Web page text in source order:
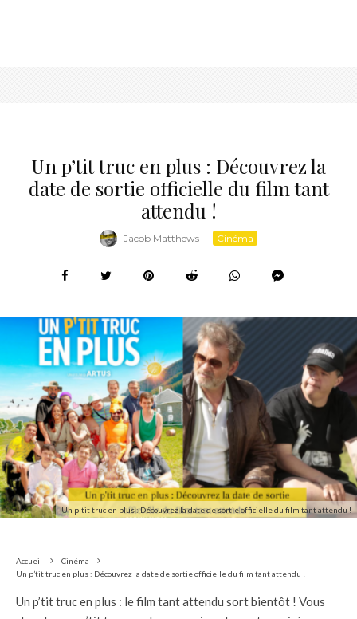
Un p’tit truc en plus : Découvrez la
date de sortie officielle du film tant
attendu !
Jacob Matthews · Cinéma
Un p'tit truc en plus : Découvrez la date de sortie officielle du film tant attendu !
Accueil
Cinéma
Un p’tit truc en plus : Découvrez la date de sortie officielle du film tant attendu !
Un p’tit truc en plus : le film tant attendu sort bientôt ! Vous